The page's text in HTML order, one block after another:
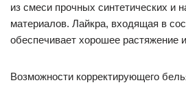
из смеси прочных синтетических и
материалов. Лайкра, входящая в
обеспечивает хорошее растяжение
Возможности корректирующего